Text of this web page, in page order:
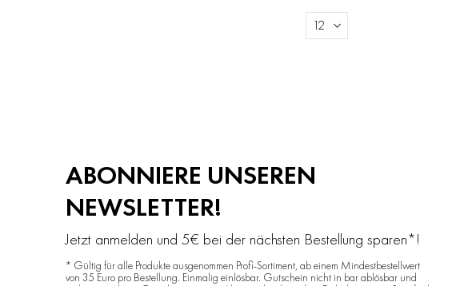
Anzeigen
ABONNIERE UNSEREN
NEWSLETTER!
Jetzt anmelden und 5€ bei der nächsten Bestellung sparen*!
* Gültig für alle Produkte ausgenommen Profi-Sortiment, ab einem Mindestbestellwert
von 35 Euro pro Bestellung. Einmalig einlösbar. Gutschein nicht in bar ablösbar und